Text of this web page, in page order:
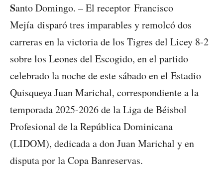
Santo Domingo. – El receptor Francisco
Mejía disparó tres imparables y remolcó dos
carreras en la victoria de los Tigres del Licey 8-2
sobre los Leones del Escogido, en el partido
celebrado la noche de este sábado en el Estadio
Quisqueya Juan Marichal, correspondiente a la
temporada 2025-2026 de la Liga de Béisbol
Profesional de la República Dominicana
(LIDOM), dedicada a don Juan Marichal y en
disputa por la Copa Banreservas.